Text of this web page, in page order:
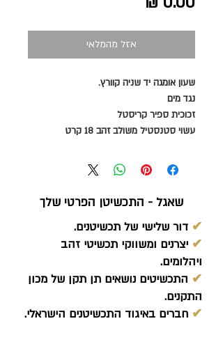
אזל מהמלאי
שעון אומגה יד שניה קוורץ.
נגד מים
זכוכית ספיר קריסטל
עשוי סטנסטיל משולב זהב 18 קרט
שאגל - התכשיטן הפרטי שלך
✔ דור שלישי של תכשיטנים.
✔ יצרנים ומשווקי תכשיטי זהב
ויהלומים.
✔ התכשיטים נושאים תן תקן של מכון
התקנים.
✔ חברים באיגוד התכשיטנים הישראלי.